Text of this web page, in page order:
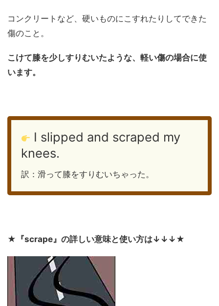
コンクリートなど、硬いものにこすれたりしてできた
傷のこと。
こけて膝を少しすりむいたような、軽い傷の場合に使
います。
I slipped and scraped my
knees.
訳：滑って膝をすりむいちゃった。
★ 『scrape』の詳しい意味と使い方は↓↓↓ ★